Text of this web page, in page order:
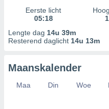
Eerste licht
05:18
Lengte dag 14u 39m
Resterend daglicht 14u 13m
Maanskalender
Maa Din Woe